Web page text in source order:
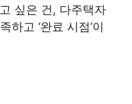
싶은 건, 다주택자
하고 ‘완료 시점’이